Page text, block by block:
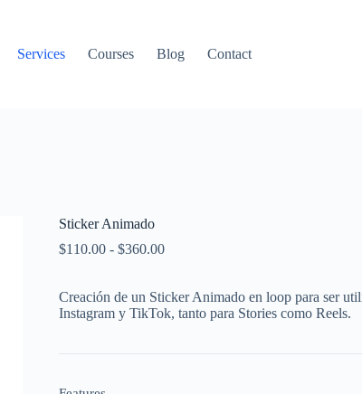
Services Courses Blog Contact
Sticker Animado
$110.00 - $360.00Rango
desde
$110.00
Creación de un Sticker Animado en loop para ser
Instagram y TikTok, tanto para Stories como Reels.